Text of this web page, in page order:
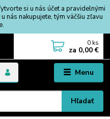
si u nás účet a pravidelnými
nás nakupujete, tým väčšiu zľavu
Menu
Hľadať
0 ks
za 0,00 €